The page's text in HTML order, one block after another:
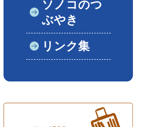
ソノコのつ
ぶやき
リンク集